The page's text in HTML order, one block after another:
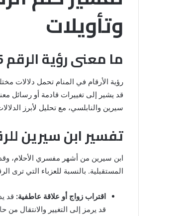
وتأويلات
ما معنى رؤية الرقم 35 في المنام للعزباء؟
قد يشير إلى تغييرات قادمة أو رسائل
سيرين والنابلسي، مع تحليل لأبرز
تفسير ابن سيرين للرقم 35 في منام
ابن سيرين من أشهر مفسري الأحلام، وقد
المستقبلية. بالنسبة للعزباء التي ترى الرقم 35، فقد يكون ذلك إشارة
اقتراب زواج أو علاقة عاطفية:
قد يرمز إلى التغيير والانتقال من
شي
من
المنام
للمتزوجة